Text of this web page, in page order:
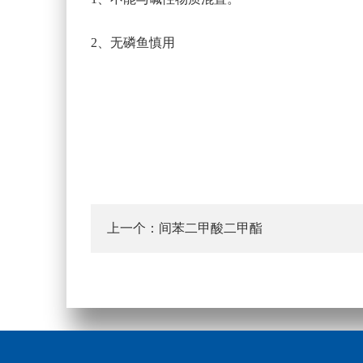
2、无磷鱼慎用
上一个： 间苯二甲酸二甲酯